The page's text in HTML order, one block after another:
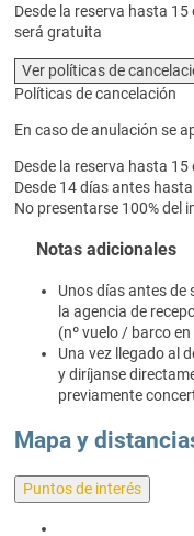
Desde la reserva hasta
será gratuita
Ver políticas de
Políticas de cancelación
En caso de anulación se
Desde la reserva hasta 15
Desde 14 días antes
No presentarse 100% del
Notas adicionales
Unos días antes de
la agencia de
(nº vuelo / barco
Una vez llegado al
y diríjanse
previamente
Mapa y
Puntos de interés